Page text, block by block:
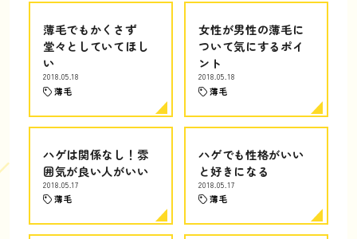
薄毛でもかくさず
堂々としていてほし
い
2018.05.18
薄毛
女性が男性の薄毛に
ついて気にするポイ
ント
2018.05.18
薄毛
ハゲは関係なし！雰
囲気が良い人がいい
2018.05.17
薄毛
ハゲでも性格がいい
と好きになる
2018.05.17
薄毛